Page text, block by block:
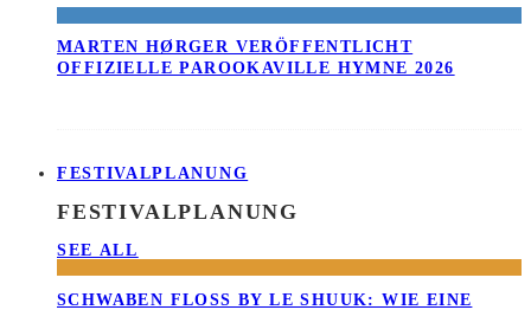
MARTEN HØRGER VERÖFFENTLICHT
OFFIZIELLE PAROOKAVILLE HYMNE 2026
FESTIVALPLANUNG
FESTIVALPLANUNG
SEE ALL
SCHWABEN FLOSS BY LE SHUUK: WIE EINE B